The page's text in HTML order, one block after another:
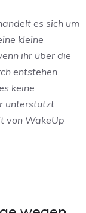
es sich um
kleine
ihr über die
entstehen
keine
unterstützt
von WakeUp